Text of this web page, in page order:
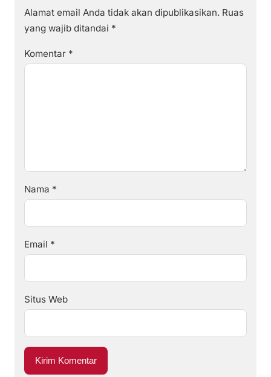
Alamat email Anda tidak akan dipublikasikan. Ruas
yang wajib ditandai *
Komentar *
Nama *
Email *
Situs Web